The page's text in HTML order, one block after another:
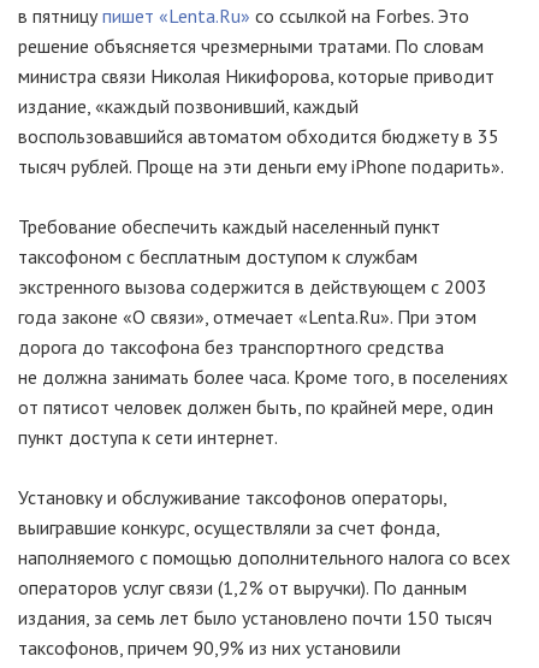
в пятницупишет «Lenta.Ru» со ссылкой на Forbes. Это
решение объясняется чрезмерными тратами. По словам
министра связи Николая Никифорова, которые приводит
издание, «каждый позвонивший, каждый
воспользовавшийся автоматом обходится бюджету в 35
тысяч рублей. Проще на эти деньги ему iPhone подарить».
Требование обеспечить каждый населенный пункт
таксофоном с бесплатным доступом к службам
экстренного вызова содержится в действующем с 2003
года законе «О связи», отмечает «Lenta.Ru». При этом
дорога до таксофона без транспортного средства
не должна занимать более часа. Кроме того, в поселениях
от пятисот человек должен быть, по крайней мере, один
пункт доступа к сети интернет.
Установку и обслуживание таксофонов операторы,
выигравшие конкурс, осуществляли за счет фонда,
наполняемого с помощью дополнительного налога со всех
операторов услуг связи (1,2% от выручки). По данным
издания, за семь лет было установлено почти 150 тысяч
таксофонов, причем 90,9% из них установили